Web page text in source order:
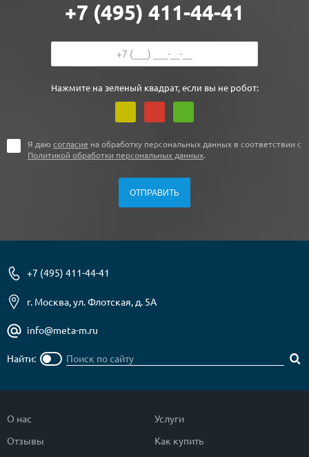
+7 (495) 411-44-41
Нажмите на зеленый квадрат, если вы не робот:
Я даю согласие на обработку персональных данных в соответствии с
Политикой обработки персональных данных.
+7 (495) 411-44-41
г. Москва, ул. Флотская, д. 5А
info@meta-m.ru
Найти:
О нас
Отзывы
Услуги
Как купить